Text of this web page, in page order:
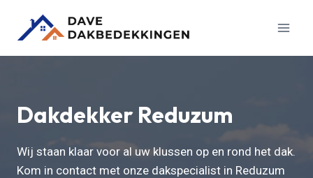
Dakdekker Reduzum
Wij staan klaar voor al uw klussen op en rond het dak.
Kom in contact met onze dakspecialist in Reduzum